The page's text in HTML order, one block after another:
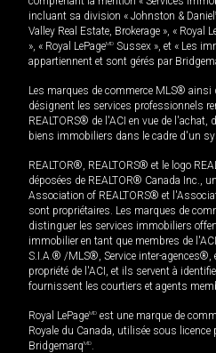
incluant sa division « Johnston & Daniel
Valley Real Estate, Brokerage », « Royal
», « Royal LePageMD Sussex », et « Les
appartiennent et sont gérés par
Les marques de commerce MLS®
désignent les services professionnels
REALTORS® de l'ACI en vue de l'achat,
biens immobiliers dans le cadre d'un
REALTOR®, REALTORS® et le logo
déposées de REALTOR® Canada Inc.,
Association of REALTORS® et
sont propriétaires. Les marques de
distinguer les services immobiliers
immobilier en tant que membres de
S.I.A.® /MLS®, Service inter-
propriété de l'ACI, et ils servent à
fournissent les courtiers et agents
Royal LePageMD est une marque de
Royale du Canada, utilisée sous
BridgemarqMD.